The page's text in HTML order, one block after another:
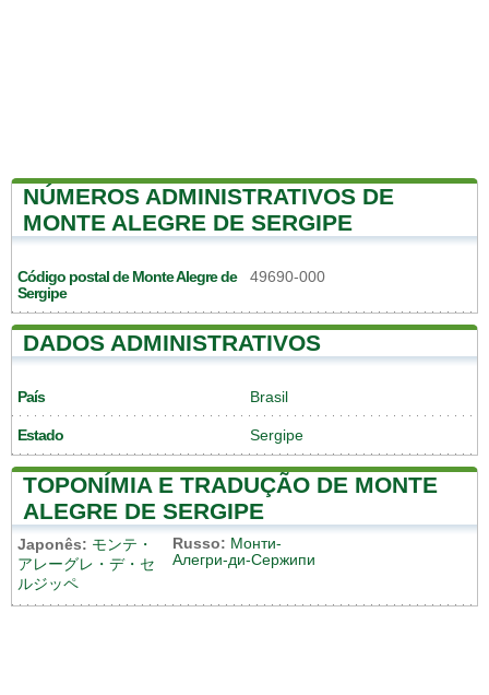
NÚMEROS ADMINISTRATIVOS DE
MONTE ALEGRE DE SERGIPE
Código postal de Monte Alegre de
Sergipe
49690-000
DADOS ADMINISTRATIVOS
País Brasil
Estado Sergipe
TOPONÍMIA E TRADUÇÃO DE MONTE
ALEGRE DE SERGIPE
Japonês: モンテ・
アレーグレ・デ・セ
ルジッペ
Russo: Монти-
Алегри-ди-Сержипи